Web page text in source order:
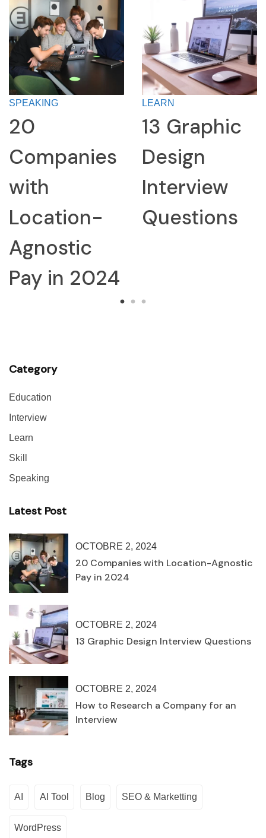
SPEAKING
20
Companies
with
Location-
Agnostic
Pay in 2024
LEARN
13 Graphic
Design
Interview
Questions
Category
Education
Interview
Learn
Skill
Speaking
Latest Post
OCTOBRE 2, 2024
20 Companies with Location-Agnostic
Pay in 2024
OCTOBRE 2, 2024
13 Graphic Design Interview Questions
OCTOBRE 2, 2024
How to Research a Company for an
Interview
Tags
AI AI Tool Blog SEO & Marketting
WordPress